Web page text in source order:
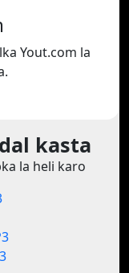
Yout.com la
kasta
la heli karo